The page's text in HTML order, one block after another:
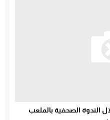
الندوة الصحفية بالملعب